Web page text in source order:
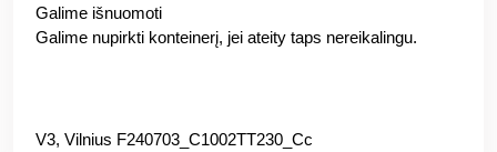
Galime išnuomoti
Galime nupirkti konteinerį, jei ateity taps nereikalingu.
V3, Vilnius F240703_C1002TT230_Cc